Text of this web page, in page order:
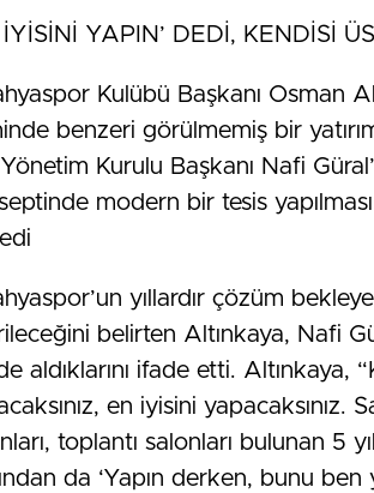
İYİSİNİ YAPIN’ DEDİ, KENDİSİ
Kulübü Başkanı Osman
benzeri görülmemiş bir
Kurulu Başkanı Nafi
modern bir tesis
yıllardır çözüm
belirten Altınkaya, Nafi
aldıklarını ifade etti. Altınkaya,
en iyisini
toplantı salonları bulunan 5
da ‘Yapın derken, bunu ben